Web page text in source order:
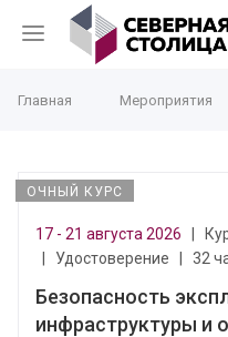
Главная Мероприятия
ОЧНЫЙ КУРС
17 - 21 августа 2026
Удостоверение 32
Безопасность
инфраструктуры и